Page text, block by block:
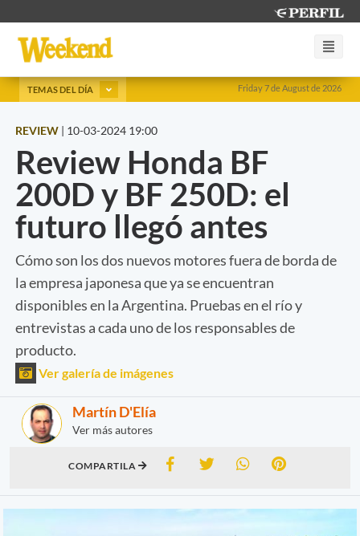
Friday 7 de August de 2026
TEMAS DEL DÍA
REVIEW | 10-03-2024 19:00
Review Honda BF
200D y BF 250D: el
futuro llegó antes
Cómo son los dos nuevos motores fuera de borda de
la empresa japonesa que ya se encuentran
disponibles en la Argentina. Pruebas en el río y
entrevistas a cada uno de los responsables de
producto.
Ver galería de imágenes
Martín D'Elía
Ver más autores
COMPARTILA